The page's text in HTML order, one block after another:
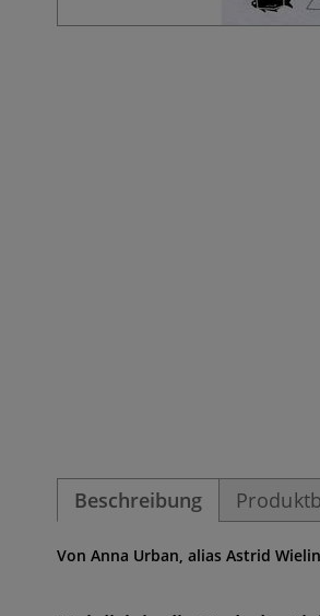
Beschreibung
Von Anna Urban, alias Astrid